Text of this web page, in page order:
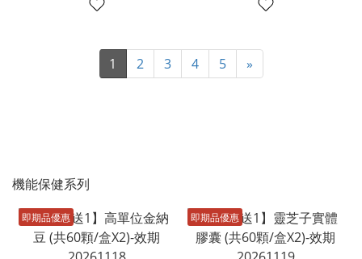
1 2 3 4 5 »
機能保健系列
即期品優惠 即期品優惠